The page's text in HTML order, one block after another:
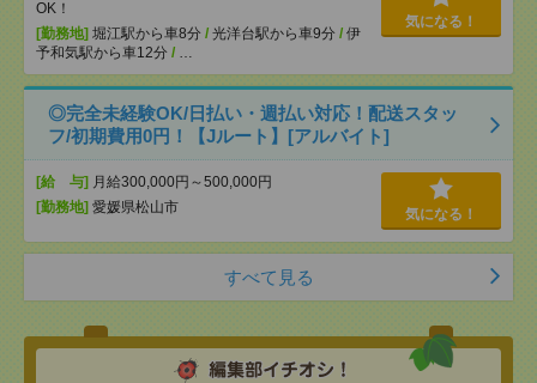
OK！
[勤務地] 堀江駅から車8分 / 光洋台駅から車9分 / 伊
予和気駅から車12分 / …
気になる！
◎完全未経験OK/日払い・週払い対応！配送スタッ
フ/初期費用0円！【Jルート】[アルバイト]
[給 与] 月給300,000円～500,000円
[勤務地] 愛媛県松山市 気になる！
すべて見る